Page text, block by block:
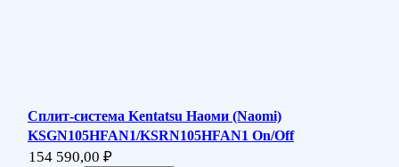
Сплит-система Kentatsu Наоми (Naomi)
KSGN105HFAN1/KSRN105HFAN1 On/Off
154 590,00 ₽